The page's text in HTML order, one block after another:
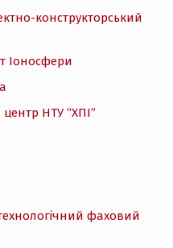
конструкторський
Іоносфери
НТУ “ХПІ”
фаховий